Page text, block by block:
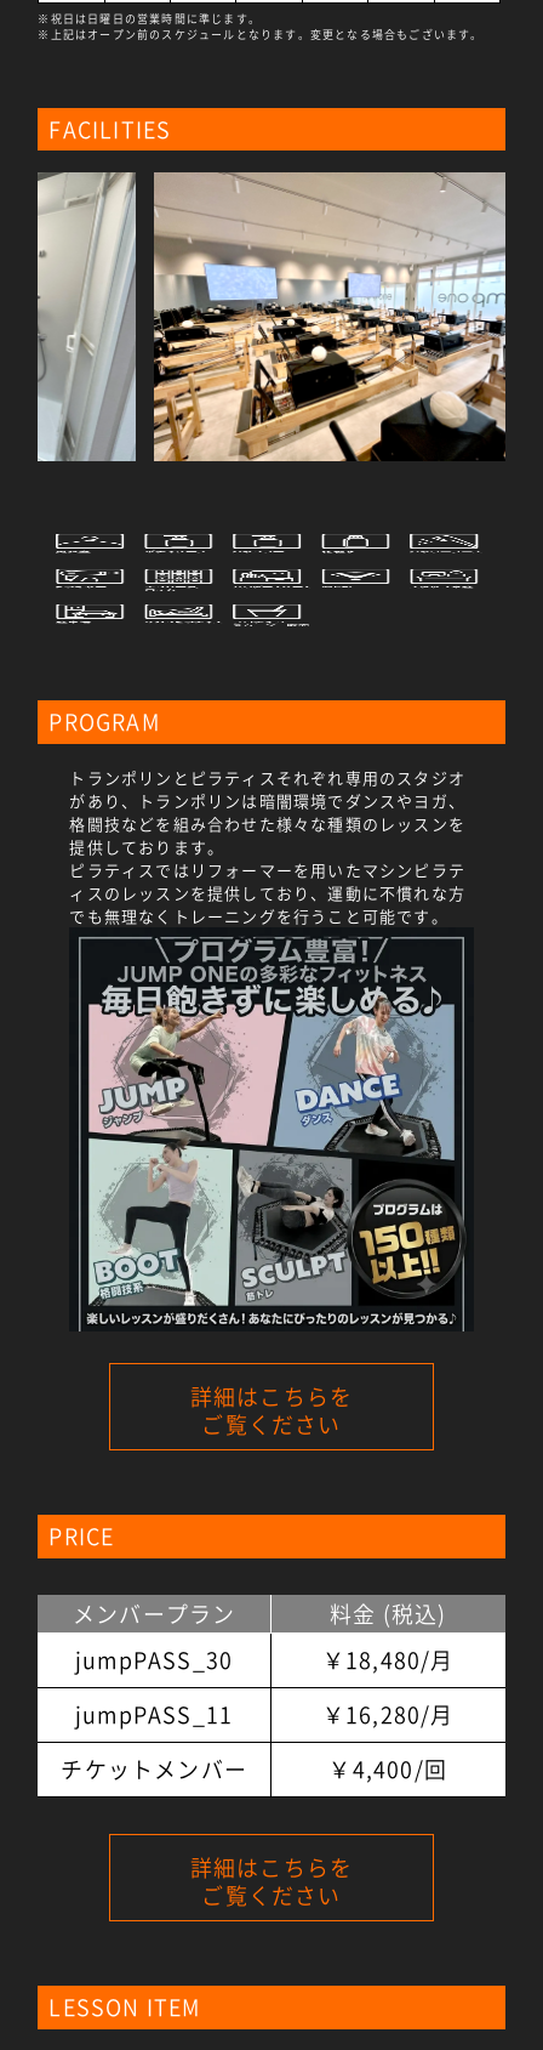
※祝日は日曜日の営業時間に準じます。
※上記はオープン前のスケジュールとなります。変更となる場合もございます。
FACILITIES
PROGRAM
トランポリンとピラティスそれぞれ専用のスタジオ
があり、トランポリンは暗闇環境でダンスやヨガ、
格闘技などを組み合わせた様々な種類のレッスンを
提供しております。
ピラティスではリフォーマーを用いたマシンピラテ
ィスのレッスンを提供しており、運動に不慣れな方
でも無理なくトレーニングを行うこと可能です。
詳細はこちらを
ご覧ください
PRICE
メンバープラン
jumpPASS_30
jumpPASS_11
チケットメンバー
料金 (税込)
￥18,480/月
￥16,280/月
￥4,400/回
詳細はこちらを
ご覧ください
LESSON ITEM